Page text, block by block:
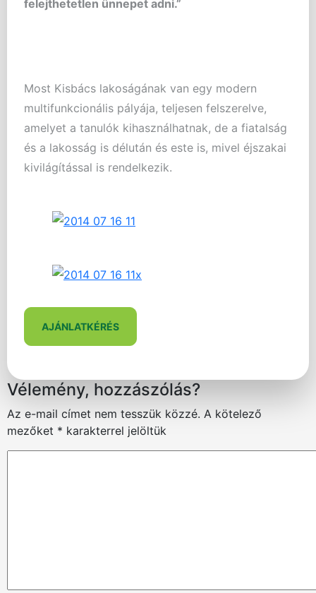
felejthetetlen ünnepet adni.”
Most Kisbács lakoságának van egy modern
multifunkcionális pályája, teljesen felszerelve,
amelyet a tanulók kihasználhatnak, de a fiatalság
és a lakosság is délután és este is, mivel éjszakai
kivilágítással is rendelkezik.
AJÁNLATKÉRÉS
Vélemény, hozzászólás?
Az e-mail címet nem tesszük közzé. A kötelező
mezőket * karakterrel jelöltük